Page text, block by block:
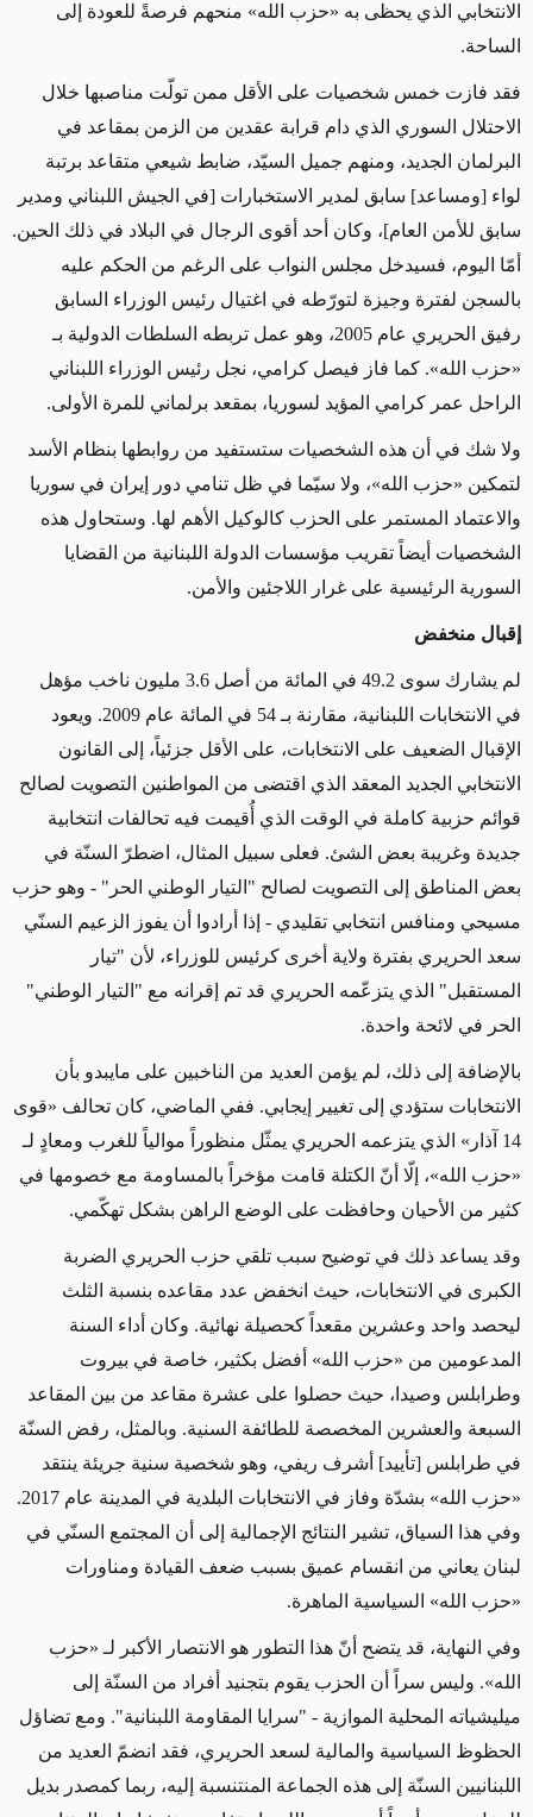
الانتخابي الذي يحظى به «حزب الله» منحهم فرصةً للعودة إلى
الساحة.
فقد فازت خمس شخصيات على الأقل ممن تولّت مناصبها خلال
الاحتلال السوري الذي دام قرابة عقدين من الزمن بمقاعد في
البرلمان الجديد، ومنهم جميل السيّد، ضابط شيعي متقاعد برتبة
لواء [ومساعد] سابق لمدير الاستخبارات [في الجيش اللبناني ومدير
سابق للأمن العام]، وكان أحد أقوى الرجال في البلاد في ذلك الحين.
أمّا اليوم، فسيدخل مجلس النواب على الرغم من الحكم عليه
بالسجن لفترة وجيزة لتورّطه في اغتيال رئيس الوزراء السابق
رفيق الحريري عام 2005، وهو عمل تربطه السلطات الدولية بـ
«حزب الله». كما فاز فيصل كرامي، نجل رئيس الوزراء اللبناني
الراحل عمر كرامي المؤيد لسوريا، بمقعد برلماني للمرة الأولى.
ولا شك في أن هذه الشخصيات ستستفيد من روابطها بنظام الأسد
لتمكين «حزب الله»، ولا سيّما في ظل تنامي دور إيران في سوريا
والاعتماد المستمر على الحزب كالوكيل الأهم لها. وستحاول هذه
الشخصيات أيضاً تقريب مؤسسات الدولة اللبنانية من القضايا
السورية الرئيسية على غرار اللاجئين والأمن.
إقبال منخفض
لم يشارك سوى 49.2 في المائة من أصل 3.6 مليون ناخب مؤهل
في الانتخابات اللبنانية، مقارنة بـ 54 في المائة عام 2009. ويعود
الإقبال الضعيف على الانتخابات، على الأقل جزئياً، إلى القانون
الانتخابي الجديد المعقد الذي اقتضى من المواطنين التصويت لصالح
قوائم حزبية كاملة في الوقت الذي أُقيمت فيه تحالفات انتخابية
جديدة وغريبة بعض الشئ. فعلى سبيل المثال، اضطرّ السنّة في
بعض المناطق إلى التصويت لصالح "التيار الوطني الحر" - وهو حزب
مسيحي ومنافس انتخابي تقليدي - إذا أرادوا أن يفوز الزعيم السنّي
سعد الحريري بفترة ولاية أخرى كرئيس للوزراء، لأن "تيار
المستقبل" الذي يتزعّمه الحريري قد تم إقرانه مع "التيار الوطني"
الحر في لائحة واحدة.
بالإضافة إلى ذلك، لم يؤمن العديد من الناخبين على مايبدو بأن
الانتخابات ستؤدي إلى تغيير إيجابي. ففي الماضي، كان تحالف «قوى
14 آذار» الذي يتزعمه الحريري يمثّل منظوراً موالياً للغرب ومعادٍ لـ
«حزب الله»، إلّا أنّ الكتلة قامت مؤخراً بالمساومة مع خصومها في
كثير من الأحيان وحافظت على الوضع الراهن بشكل تهكّمي.
وقد يساعد ذلك في توضيح سبب تلقي حزب الحريري الضربة
الكبرى في الانتخابات، حيث انخفض عدد مقاعده بنسبة الثلث
ليحصد واحد وعشرين مقعداً كحصيلة نهائية. وكان أداء السنة
المدعومين من «حزب الله» أفضل بكثير، خاصة في بيروت
وطرابلس وصيدا، حيث حصلوا على عشرة مقاعد من بين المقاعد
السبعة والعشرين المخصصة للطائفة السنية. وبالمثل، رفض السنّة
في طرابلس [تأييد] أشرف ريفي، وهو شخصية سنية جريئة ينتقد
«حزب الله» بشدّة وفاز في الانتخابات البلدية في المدينة عام 2017.
وفي هذا السياق، تشير النتائج الإجمالية إلى أن المجتمع السنّي في
لبنان يعاني من انقسام عميق بسبب ضعف القيادة ومناورات
«حزب الله» السياسية الماهرة.
وفي النهاية، قد يتضح أنّ هذا التطور هو الانتصار الأكبر لـ «حزب
الله». وليس سراً أن الحزب يقوم بتجنيد أفراد من السنّة إلى
ميليشياته المحلية الموازية - "سرايا المقاومة اللبنانية". ومع تضاؤل
الحظوظ السياسية والمالية لسعد الحريري، فقد انضمّ العديد من
اللبنانيين السنّة إلى هذه الجماعة المنتنسبة إليه، ربما كمصدر بديل